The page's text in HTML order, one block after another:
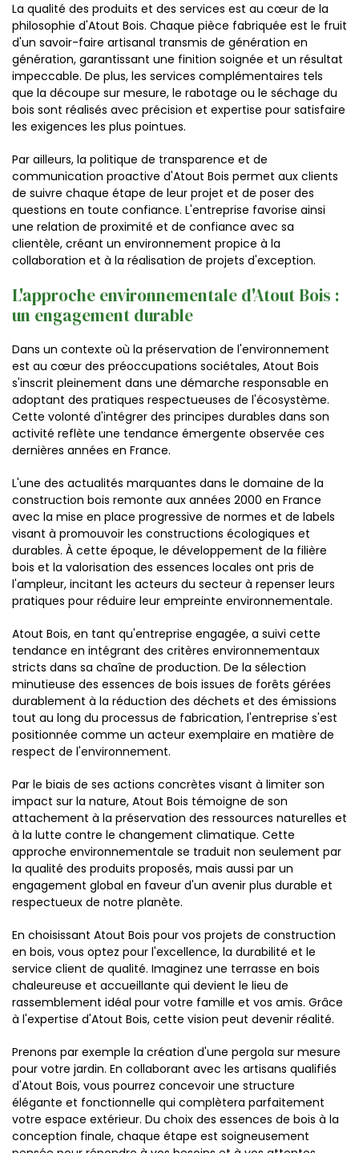
La qualité des produits et des services est au cœur de la
philosophie d'Atout Bois. Chaque pièce fabriquée est le fruit
d'un savoir-faire artisanal transmis de génération en
génération, garantissant une finition soignée et un résultat
impeccable. De plus, les services complémentaires tels
que la découpe sur mesure, le rabotage ou le séchage du
bois sont réalisés avec précision et expertise pour satisfaire
les exigences les plus pointues.
Par ailleurs, la politique de transparence et de
communication proactive d'Atout Bois permet aux clients
de suivre chaque étape de leur projet et de poser des
questions en toute confiance. L'entreprise favorise ainsi
une relation de proximité et de confiance avec sa
clientèle, créant un environnement propice à la
collaboration et à la réalisation de projets d'exception.
L'approche environnementale d'Atout Bois :
un engagement durable
Dans un contexte où la préservation de l'environnement
est au cœur des préoccupations sociétales, Atout Bois
s'inscrit pleinement dans une démarche responsable en
adoptant des pratiques respectueuses de l'écosystème.
Cette volonté d'intégrer des principes durables dans son
activité reflète une tendance émergente observée ces
dernières années en France.
L'une des actualités marquantes dans le domaine de la
construction bois remonte aux années 2000 en France
avec la mise en place progressive de normes et de labels
visant à promouvoir les constructions écologiques et
durables. À cette époque, le développement de la filière
bois et la valorisation des essences locales ont pris de
l'ampleur, incitant les acteurs du secteur à repenser leurs
pratiques pour réduire leur empreinte environnementale.
Atout Bois, en tant qu'entreprise engagée, a suivi cette
tendance en intégrant des critères environnementaux
stricts dans sa chaîne de production. De la sélection
minutieuse des essences de bois issues de forêts gérées
durablement à la réduction des déchets et des émissions
tout au long du processus de fabrication, l'entreprise s'est
positionnée comme un acteur exemplaire en matière de
respect de l'environnement.
Par le biais de ses actions concrètes visant à limiter son
impact sur la nature, Atout Bois témoigne de son
attachement à la préservation des ressources naturelles et
à la lutte contre le changement climatique. Cette
approche environnementale se traduit non seulement par
la qualité des produits proposés, mais aussi par un
engagement global en faveur d'un avenir plus durable et
respectueux de notre planète.
En choisissant Atout Bois pour vos projets de construction
en bois, vous optez pour l'excellence, la durabilité et le
service client de qualité. Imaginez une terrasse en bois
chaleureuse et accueillante qui devient le lieu de
rassemblement idéal pour votre famille et vos amis. Grâce
à l'expertise d'Atout Bois, cette vision peut devenir réalité.
Prenons par exemple la création d'une pergola sur mesure
pour votre jardin. En collaborant avec les artisans qualifiés
d'Atout Bois, vous pourrez concevoir une structure
élégante et fonctionnelle qui complètera parfaitement
votre espace extérieur. Du choix des essences de bois à la
conception finale, chaque étape est soigneusement